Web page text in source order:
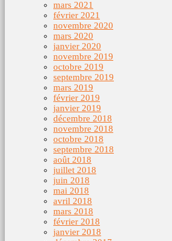
mars 2021
février 2021
novembre 2020
mars 2020
janvier 2020
novembre 2019
octobre 2019
septembre 2019
mars 2019
février 2019
janvier 2019
décembre 2018
novembre 2018
octobre 2018
septembre 2018
août 2018
juillet 2018
juin 2018
mai 2018
avril 2018
mars 2018
février 2018
janvier 2018